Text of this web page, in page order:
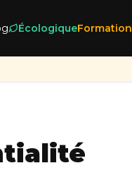
ÉcologiqueFormation